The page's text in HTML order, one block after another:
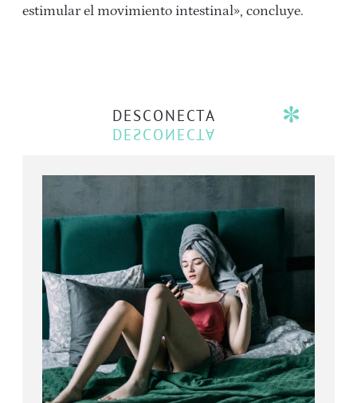
estimular el movimiento intestinal», concluye.
DESCONECTA